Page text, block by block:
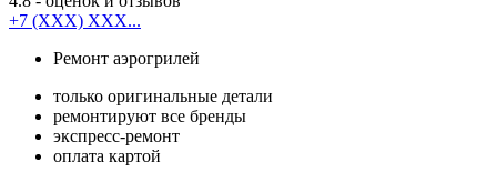
+7 (XXX) XXX...
Ремонт аэрогрилей
только оригинальные детали
ремонтируют все бренды
экспресс-ремонт
оплата картой